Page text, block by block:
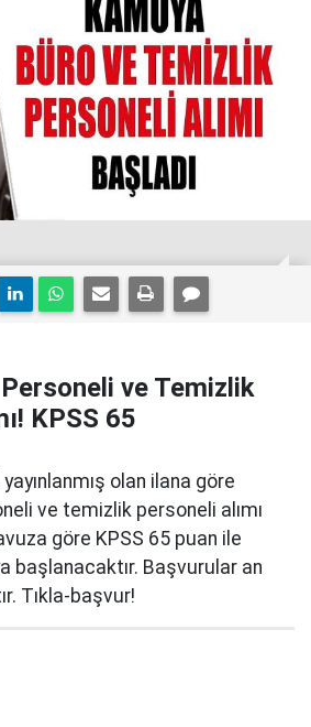
ve Temizlik
KPSS 65
olan ilana göre
ve temizlik personeli alımı
göre KPSS 65 puan ile
başlanacaktır. Başvurular an
Tıkla-başvur!